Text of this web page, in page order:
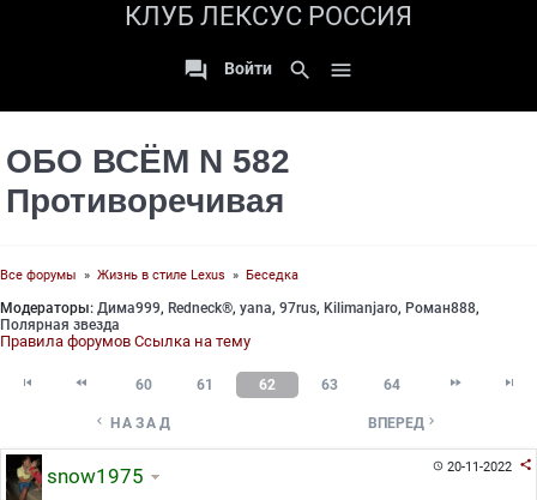
КЛУБ ЛЕКСУС РОССИЯ
 Войти search 
ОБО ВСЁМ N 582
Противоречивая
Все форумы » Жизнь в стиле Lexus » Беседка
Модераторы: Дима999, Redneck®, yana, 97rus, Kilimanjaro, Роман888,
Полярная звезда
Правила форумов Ссылка на тему
  60 61 62 63 64  
 НАЗАД ВПЕРЕД 
20-11-2022 
snow1975